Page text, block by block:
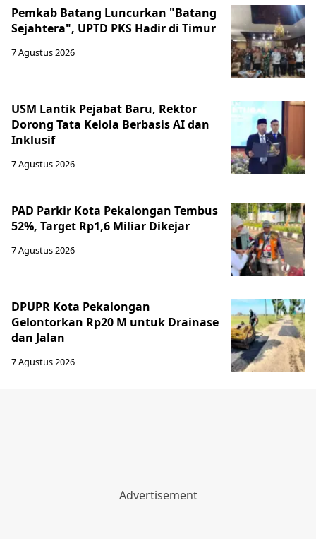
Pemkab Batang Luncurkan "Batang
Sejahtera", UPTD PKS Hadir di Timur
7 Agustus 2026
USM Lantik Pejabat Baru, Rektor
Dorong Tata Kelola Berbasis AI dan
Inklusif
7 Agustus 2026
PAD Parkir Kota Pekalongan Tembus
52%, Target Rp1,6 Miliar Dikejar
7 Agustus 2026
DPUPR Kota Pekalongan
Gelontorkan Rp20 M untuk Drainase
dan Jalan
7 Agustus 2026